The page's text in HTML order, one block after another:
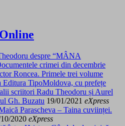
despre “MÂNA
crimei din decembrie
Roncea. Primele trei volume
Editura TipoMoldova, cu prefețe
scriitori Radu Theodoru și Aurel
Gh. Buzatu 19/01/2021 eXpress
Parascheva – Taina cuviinței.
2020 eXpress